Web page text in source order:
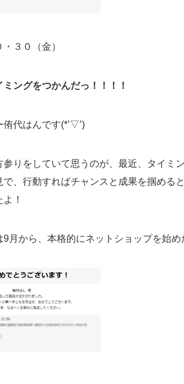
３０（金）
ングをつかんだっ！！！！
代はんです(*’▽’)
参りをしていて思うのが、最近、タイミ
で、行動すればチャンスと成果を掴める
！
9月から、本格的にネットショップを始